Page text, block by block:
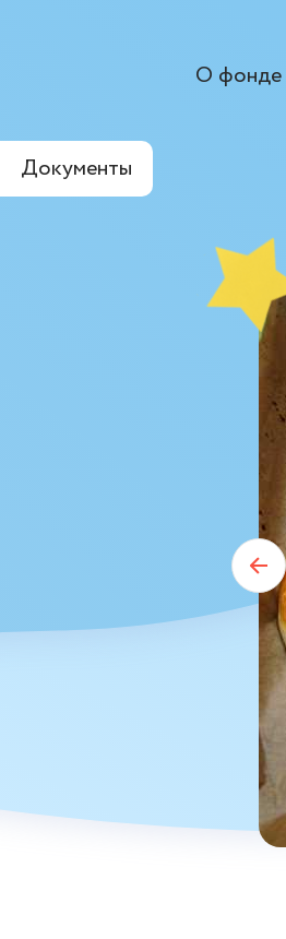
О фонде
Документы